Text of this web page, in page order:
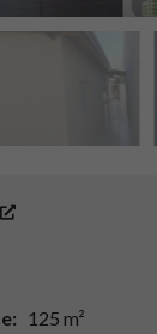
125 m²